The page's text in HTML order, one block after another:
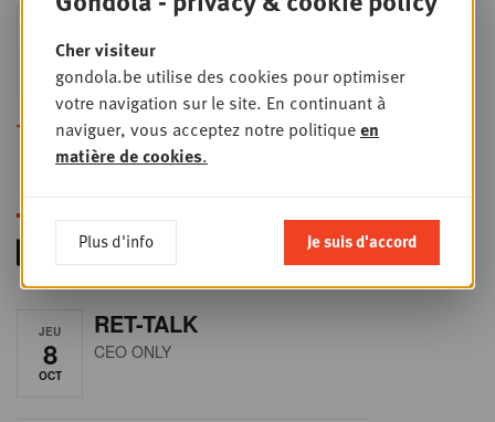
24
SEPT
Sales & nego Summit
2026
Sales & Nego summit 2026
Toutes les formations
JEU
8
OCT
RET-TALK
CEO ONLY
Cher visiteur
gondola.be utilise des cookies pour optimiser
votre navigation sur le site. En continuant à
naviguer, vous acceptez notre politiqueen
matière de cookies.
Plus d'info Je suis d'accord